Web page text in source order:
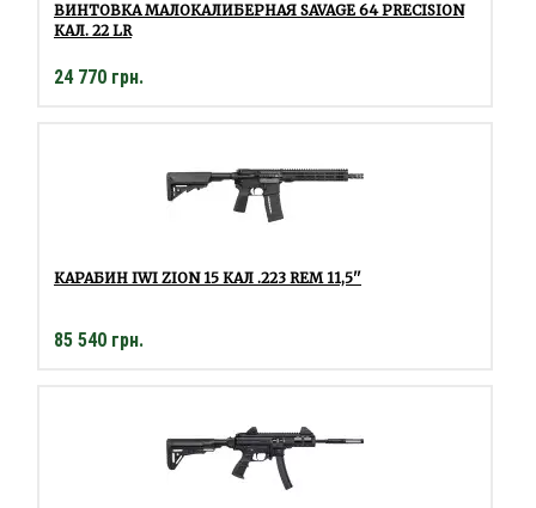
ВИНТОВКА МАЛОКАЛИБЕРНАЯ SAVAGE 64 PRECISION
КАЛ. 22 LR
24 770 грн.
КАРАБИН IWI ZION 15 КАЛ .223 REM 11,5''
85 540 грн.